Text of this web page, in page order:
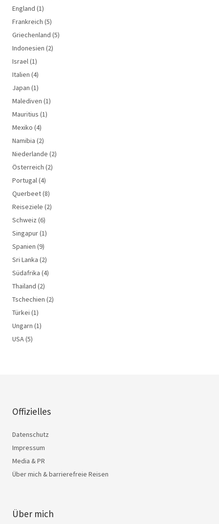
England (1)
Frankreich (5)
Griechenland (5)
Indonesien (2)
Israel (1)
Italien (4)
Japan (1)
Malediven (1)
Mauritius (1)
Mexiko (4)
Namibia (2)
Niederlande (2)
Österreich (2)
Portugal (4)
Querbeet(8)
Reiseziele (2)
Schweiz (6)
Singapur(1)
Spanien (9)
Sri Lanka (2)
Südafrika (4)
Thailand (2)
Tschechien (2)
Türkei (1)
Ungarn (1)
USA (5)
Offizielles
Datenschutz
Impressum
Media & PR
Über mich & barrierefreie Reisen
Über mich